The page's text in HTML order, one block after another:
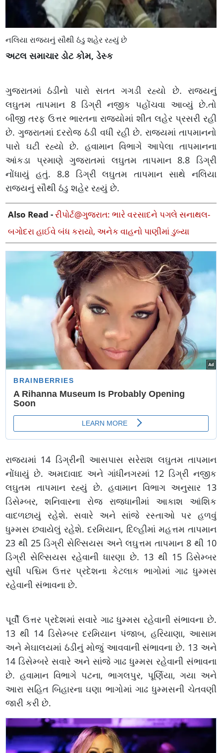
નલિયા રાજ્યનું સૌથી ઠંડુ શહેર રહ્યું છે
અટલ સમાચાર ડોટ કોમ, ડેસ્ક
ગુજરાતમાં ઠંડીનો પારો સતત ગગડી રહ્યો છે. રાજ્યનું
લઘુતમ તાપમાન 8 ડિગ્રી નજીક પહોંચવા આવ્યું છે.તો
બીજી તરફ ઉત્તર ભારતના રાજ્યોમાં શીત લહેર પ્રસરી રહી
છે. ગુજરાતમાં દરરોજ ઠંડી વધી રહી છે. રાજ્યમાં તાપમાનનો
પારો ઘટી રહ્યો છે. હવામાન વિભાગે આપેલા તાપમાનના
આંકડા પ્રમાણે ગુજરાતમાં લઘુતમ તાપમાન 8.8 ડિગ્રી
નોંધાયું હતું. 8.8 ડિગ્રી લઘુતમ તાપમાન સાથે નલિયા
રાજ્યનું સૌથી ઠંડુ શહેર રહ્યું છે.
Also Read -રીપોર્ટ@ગુજરાત: ભારે વરસાદને પગલે સનાથલ-
બગોદરા હાઈવે બંધ કરાયો, અનેક વાહનો પાણીમાં ડુબ્યા
રાજ્યમાં 14 ડિગ્રીની આસપાસ સરેરાશ લઘુતમ તાપમાન
નોંધાયું છે. અમદાવાદ અને ગાંધીનગરમાં 12 ડિગ્રી નજીક
લઘુતમ તાપમાન રહ્યું છે. હવામાન વિભાગ અનુસાર 13
ડિસેમ્બર, શનિવારના રોજ રાજધાનીમાં આકાશ આંશિક
વાદળછાયું રહેશે. સવારે અને સાંજે રસ્તાઓ પર હળવું
ધુમ્મસ છવાયેલું રહેશે. દરમિયાન, દિલ્હીમાં મહત્તમ તાપમાન
23 થી 25 ડિગ્રી સેલ્સિયસ અને લઘુત્તમ તાપમાન 8 થી 10
ડિગ્રી સેલ્સિયસ રહેવાની ધારણા છે. 13 થી 15 ડિસેમ્બર
સુધી પશ્ચિમ ઉત્તર પ્રદેશના કેટલાક ભાગોમાં ગાઢ ધુમ્મસ
રહેવાની સંભાવના છે.
પૂર્વી ઉત્તર પ્રદેશમાં સવારે ગાઢ ધુમ્મસ રહેવાની સંભાવના છે.
13 થી 14 ડિસેમ્બર દરમિયાન પંજાબ, હરિયાણા, આસામ
અને મેઘાલયમાં ઠંડીનું મોજું આવવાની સંભાવના છે. 13 અને
14 ડિસેમ્બરે સવારે અને સાંજે ગાઢ ધુમ્મસ રહેવાની સંભાવના
છે. હવામાન વિભાગે પટના, ભાગલપુર, પૂર્ણિયા, ગયા અને
આરા સહિત બિહારના ઘણા ભાગોમાં ગાઢ ધુમ્મસની ચેતવણી
જારી કરી છે.